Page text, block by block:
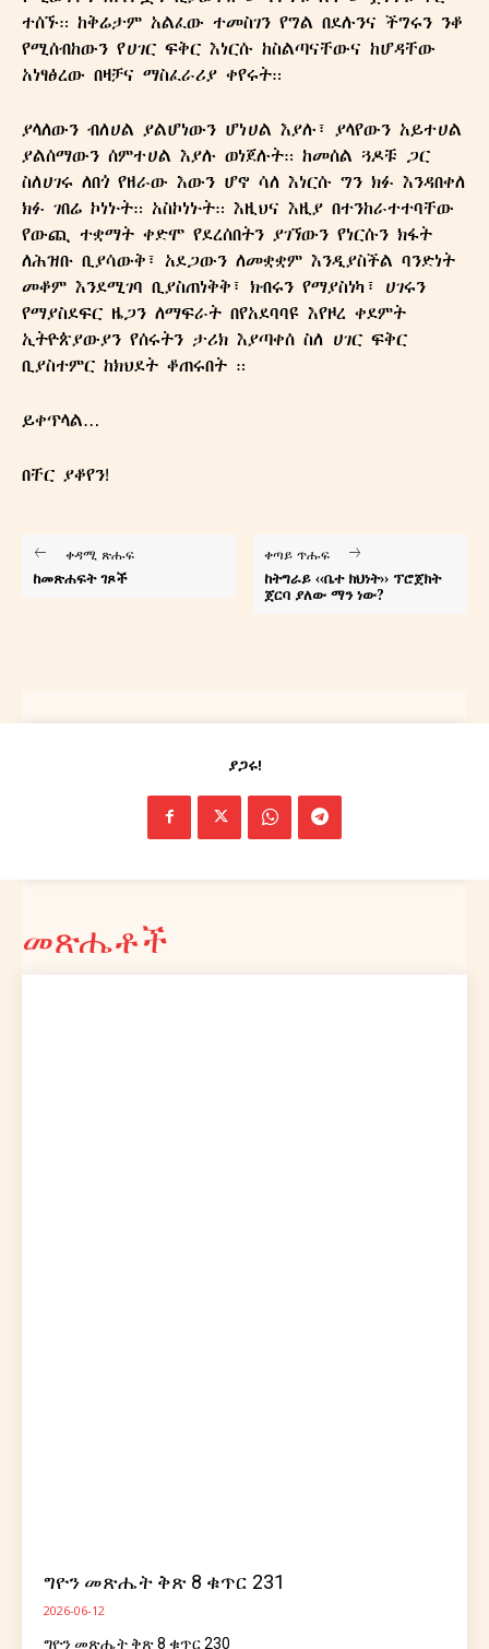
Ghion Magazine
ግዮን መጽሔት
ኢትዮ ሐበሻ ኅትመትና ማስታወቂያ ኃ/
የት/የግ/ማ
ተሰኙ። ከቅሬታም አልፈው ተመስገን የግል በደሉንና ችግሩን ንቆ
የሚሰብከውን የሀገር ፍቅር እነርሱ ከስልጣናቸውና ከሆዳቸው
አነፃፅረው በዛቻና ማስፈራሪያ ቀየሩት።
ያላለውን ብለሀል ያልሆነውን ሆነሀል እያሉ፣ ያላየውን አይተሀል
ያልሰማውን ሰምተሀል እያሉ ወነጀሉት። ከመሰል ጓዶቹ ጋር
ስለሀገሩ ለበጎ የዘራው እውን ሆኖ ሳለ እነርሱ ግን ክፉ እንዳበቀለ
ክፉ ገበሬ ኮነኑት። አስኮነኑት። እዚህና እዚያ በተንከራተተባቸው
የውጪ ተቋማት ቀድሞ የደረሰበትን ያገኘውን የነርሱን ክፋት
ለሕዝቡ ቢያሳውቅ፣ አደጋውን ለመቋቋም እንዲያስችል ባንድነት
መቆም እንደሚገባ ቢያስጠነቅቅ፣ ክብሩን የማያስነካ፣ ሀገሩን
የማያስደፍር ዜጋን ለማፍራት በየአደባባዩ እየዞረ ቀደምት
ኢትዮጵያውያን የሰሩትን ታሪክ እያጣቀሰ ስለ ሀገር ፍቅር
ቢያስተምር ከክህደት ቆጠሩበት ።
ይቀጥላል…
በቸር ያቆየን!
ቀዳሚ ጽሑፍ
ከመጽሐፍት ገጾች
ቀጣይ ጥሑፍ
ከትግራይ ‹‹ቤተ ክህነት›› ፕሮጀክት
ጀርባ ያለው ማን ነው?
ያጋሩ!
መጽሔቶች
ግዮን መጽሔት ቅጽ 8 ቁጥር 231
2026-06-12
ግዮን መጽሔት ቅጽ 8 ቁጥር 230